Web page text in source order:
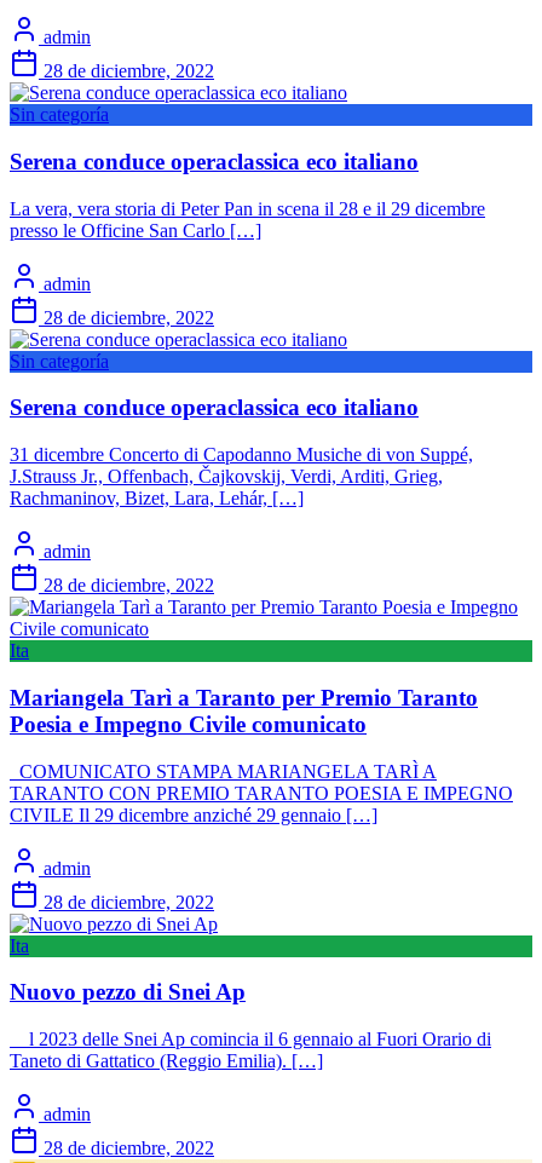
admin
28 de diciembre, 2022
Sin categoría
Serena conduce operaclassica eco italiano
La vera, vera storia di Peter Pan in scena il 28 e il 29 dicembre
presso le Officine San Carlo […]
admin
28 de diciembre, 2022
Sin categoría
Serena conduce operaclassica eco italiano
31 dicembre Concerto di Capodanno Musiche di von Suppé,
J.Strauss Jr., Offenbach, Čajkovskij, Verdi, Arditi, Grieg,
Rachmaninov, Bizet, Lara, Lehár, […]
admin
28 de diciembre, 2022
Ita
Mariangela Tarì a Taranto per Premio Taranto
Poesia e Impegno Civile comunicato
COMUNICATO STAMPA MARIANGELA TARÌ A
TARANTO CON PREMIO TARANTO POESIA E IMPEGNO
CIVILE Il 29 dicembre anziché 29 gennaio […]
admin
28 de diciembre, 2022
Ita
Nuovo pezzo di Snei Ap
l 2023 delle Snei Ap comincia il 6 gennaio al Fuori Orario di
Taneto di Gattatico (Reggio Emilia). […]
admin
28 de diciembre, 2022